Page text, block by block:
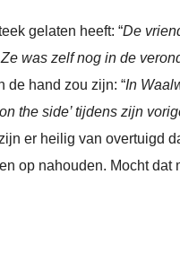
gelaten heeft: “De
was zelf nog in de
de hand zou zijn: “In
the side’ tijdens zijn
er heilig van overtuigd
op nahouden. Mocht dat